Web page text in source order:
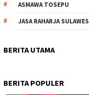
ASMAWA TOSEPU
JASA RAHARJA
BERITA UTAMA
BERITA POPULER